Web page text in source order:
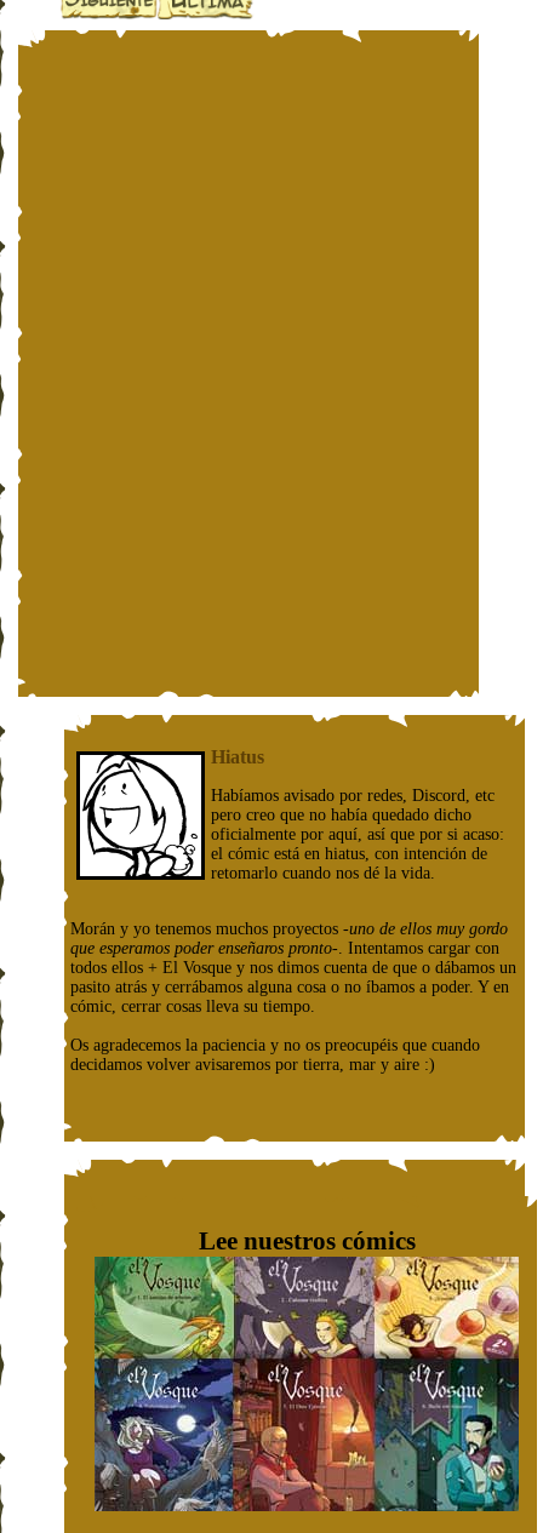
Hiatus
Habíamos avisado por redes, Discord, etc
pero creo que no había quedado dicho
oficialmente por aquí, así que por si acaso:
el cómic está en hiatus, con intención de
retomarlo cuando nos dé la vida.
Morán y yo tenemos muchos proyectos -uno de ellos muy gordo
que esperamos poder enseñaros pronto- . Intentamos cargar con
todos ellos + El Vosque y nos dimos cuenta de que o dábamos un
pasito atrás y cerrábamos alguna cosa o no íbamos a poder. Y en
cómic, cerrar cosas lleva su tiempo.
Os agradecemos la paciencia y no os preocupéis que cuando
decidamos volver avisaremos por tierra, mar y aire :)
Lee nuestros cómics